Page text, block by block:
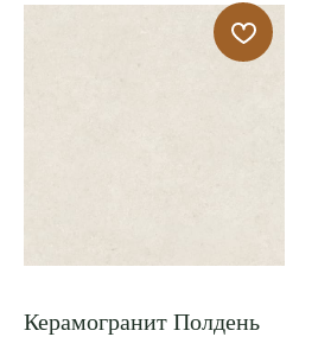
Керамогранит Полдень